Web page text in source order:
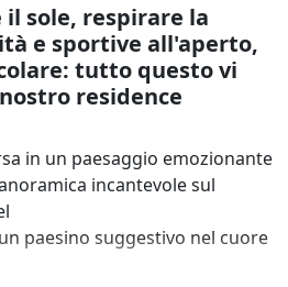
il sole, respirare la
e sportive all'aperto,
tutto questo vi
residence
in un paesaggio emozionante
incantevole sul
paesino suggestivo nel cuore